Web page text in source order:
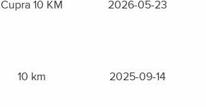
Cupra 10 KM 2026-05-23
10 km 2025-09-14